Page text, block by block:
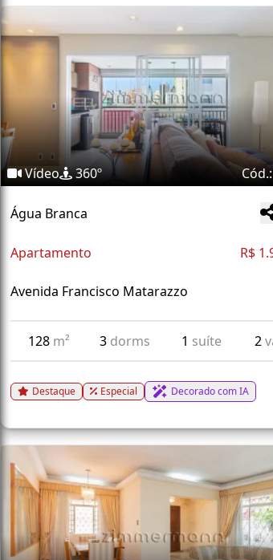
Vídeo 360º
Água Branca
Apartamento R$
Avenida Francisco Matarazzo
128 m² 3 dorms 1 suíte 2
Destaque Especial Decorado com IA